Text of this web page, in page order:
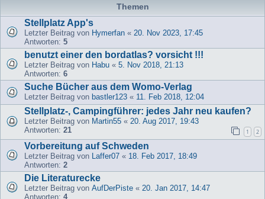
Themen
Stellplatz App's
Letzter Beitrag von Hymerfan « 20. Nov 2023, 17:45
Antworten: 5
benutzt einer den bordatlas? vorsicht !!!
Letzter Beitrag von Habu « 5. Nov 2018, 21:13
Antworten: 6
Suche Bücher aus dem Womo-Verlag
Letzter Beitrag von bastler123 « 11. Feb 2018, 12:04
Stellplatz-, Campingführer: jedes Jahr neu kaufen?
Letzter Beitrag von Martin55 « 20. Aug 2017, 19:43
Antworten: 21 1 2
Vorbereitung auf Schweden
Letzter Beitrag von Laffer07 « 18. Feb 2017, 18:49
Antworten: 2
Die Literaturecke
Letzter Beitrag von AufDerPiste « 20. Jan 2017, 14:47
Antworten: 4